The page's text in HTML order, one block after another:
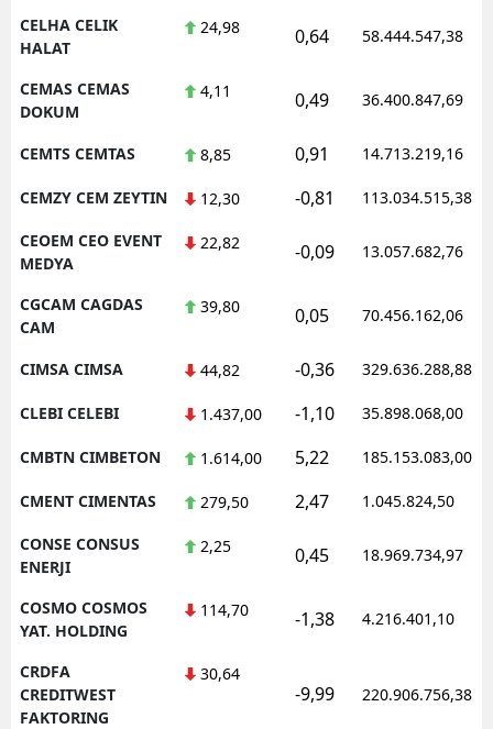
CELHA CELIK
HALAT
24,98 0,64 58.444.547,38
CEMAS CEMAS
DOKUM
4,11 0,49 36.400.847,69
CEMTS CEMTAS 8,85 0,91 14.713.219,16
CEMZY CEM ZEYTIN 12,30 -0,81 113.034.515,38
CEOEM CEO EVENT
MEDYA
22,82 -0,09 13.057.682,76
CGCAM CAGDAS
CAM
39,80 0,05 70.456.162,06
CIMSA CIMSA 44,82 -0,36 329.636.288,88
CLEBI CELEBI 1.437,00 -1,10 35.898.068,00
CMBTN CIMBETON 1.614,00 5,22 185.153.083,00
CMENT CIMENTAS 279,50 2,47 1.045.824,50
CONSE CONSUS
ENERJI
2,25 0,45 18.969.734,97
COSMO COSMOS
YAT. HOLDING
114,70 -1,38 4.216.401,10
CRDFA
CREDITWEST
FAKTORING
30,64
-9,99 220.906.756,38